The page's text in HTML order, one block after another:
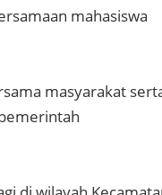
mahasiswa
masyarakat